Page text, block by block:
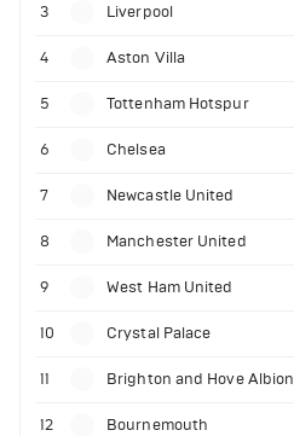
3 Liverpool
4 Aston Villa
5 Tottenham Hotspur
6 Chelsea
7 Newcastle United
8 Manchester United
9 West Ham United
10 Crystal Palace
11 Brighton and Hove Albion
12 Bournemouth